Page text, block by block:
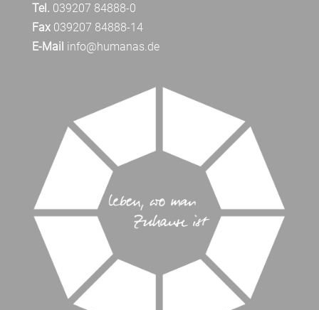
Tel. 039207 84888-0
Fax039207 84888-14
E-Mail info@humanas.de